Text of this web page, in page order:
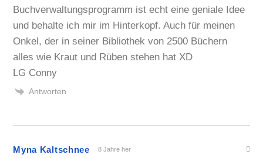
Buchverwaltungsprogramm ist echt eine geniale Idee
und behalte ich mir im Hinterkopf. Auch für meinen
Onkel, der in seiner Bibliothek von 2500 Büchern
alles wie Kraut und Rüben stehen hat XD
LG Conny
Antworten
Myna Kaltschnee 8 Jahre her